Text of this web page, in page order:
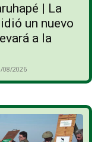
| La
un nuevo
a la
08/2026